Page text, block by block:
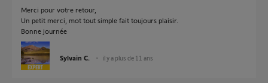
Merci pour votre retour,
Un petit merci, mot tout simple fait toujours plaisir.
Bonne journée
Sylvain C. il y a plus de 11 ans